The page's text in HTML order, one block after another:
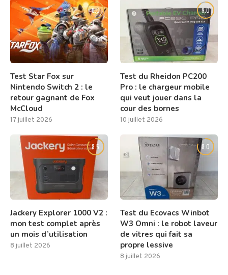
8.0
Test Star Fox sur
Nintendo Switch 2 : le
retour gagnant de Fox
McCloud
17 juillet 2026
9.0
Test du Rheidon PC200
Pro : le chargeur mobile
qui veut jouer dans la
cour des bornes
10 juillet 2026
8.5
Jackery Explorer 1000 V2 :
mon test complet après
un mois d’utilisation
8 juillet 2026
8.0
Test du Ecovacs Winbot
W3 Omni : le robot laveur
de vitres qui fait sa
propre lessive
8 juillet 2026